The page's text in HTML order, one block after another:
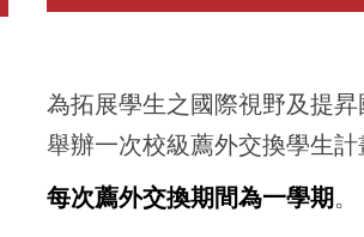
為拓展學生之國際視野及提
舉辦一次校級薦外交換學生計
每次薦外交換期間為一學期。